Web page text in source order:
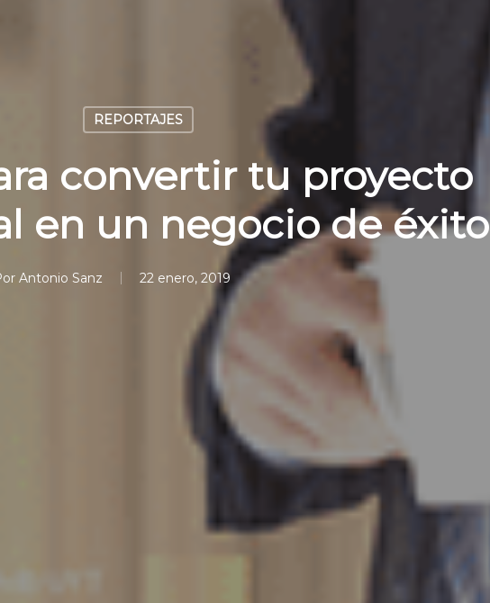
REPORTAJES
convertir tu proyecto
en un negocio de éxito
Antonio Sanz 22 enero, 2019